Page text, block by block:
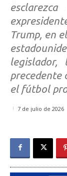
Trump, en
precedente
el fútbol
7 de julio de 2026